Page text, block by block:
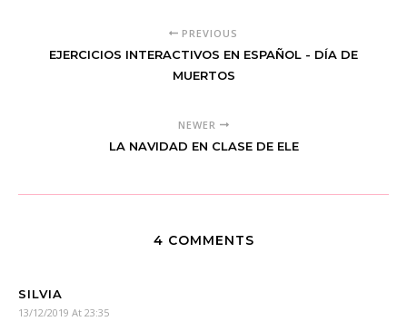
PREVIOUS
EJERCICIOS INTERACTIVOS EN ESPAÑOL - DÍA DE
MUERTOS
NEWER
LA NAVIDAD EN CLASE DE ELE
4 COMMENTS
SILVIA
13/12/2019 At 23:35